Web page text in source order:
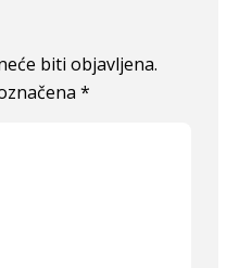
biti objavljena.
*